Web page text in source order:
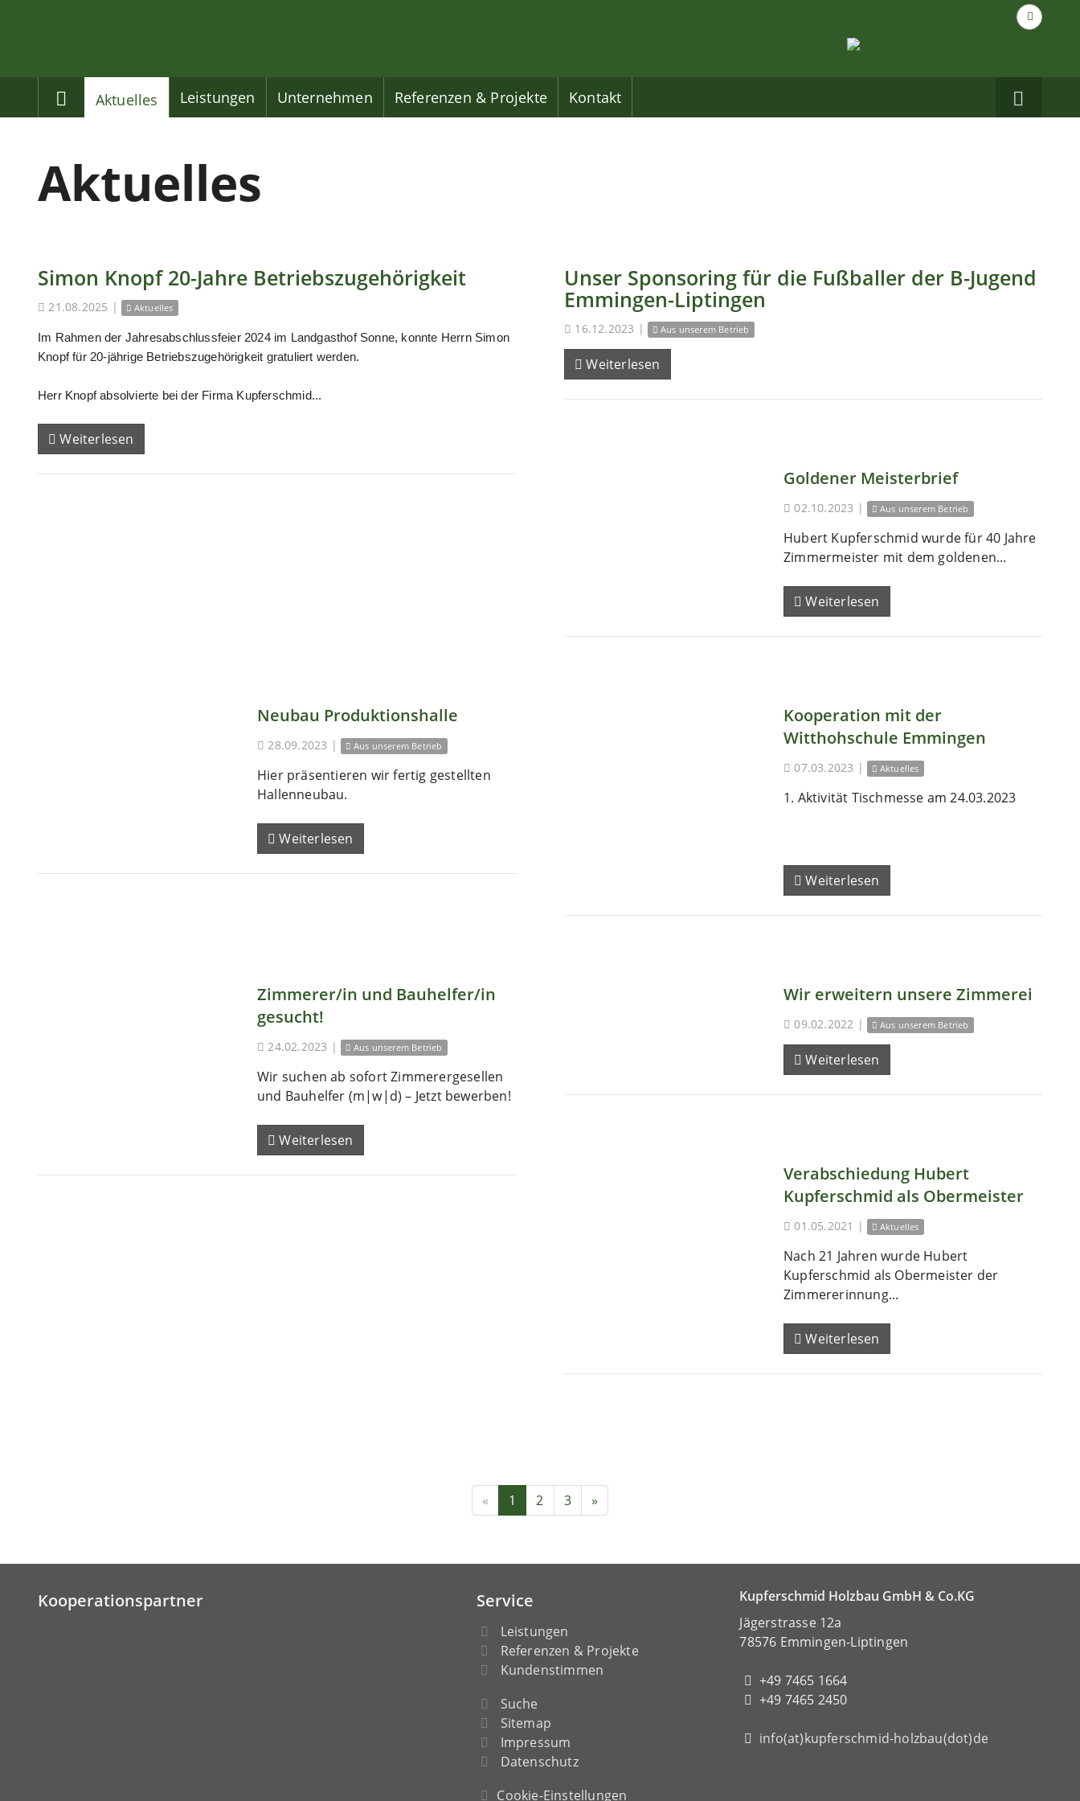
Suche
nach...
Home
Aktuelles Leistungen Unternehmen Referenzen & Projekte Kontakt
auf
Aktuelles
Simon Knopf 20-Jahre Betriebszugehörigkeit
21.08.2025 | Aktuelles
Im Rahmen der Jahresabschlussfeier 2024 im Landgasthof Sonne, konnte Herrn Simon
Knopf für 20-jährige Betriebszugehörigkeit gratuliert werden.
Herr Knopf absolvierte bei der Firma Kupferschmid...
Weiterlesen
Unser Sponsoring für die Fußballer der B-Jugend
Emmingen-Liptingen
16.12.2023 | Aus unserem Betrieb
Weiterlesen
Goldener Meisterbrief
02.10.2023 | Aus unserem Betrieb
Hubert Kupferschmid wurde für 40 Jahre
Zimmermeister mit dem goldenen...
Weiterlesen
Neubau Produktionshalle
28.09.2023 | Aus unserem Betrieb
Hier präsentieren wir fertig gestellten
Hallenneubau.
Weiterlesen
Kooperation mit der
Witthohschule Emmingen
07.03.2023 | Aktuelles
1. Aktivität Tischmesse am 24.03.2023
Weiterlesen
Zimmerer/in und Bauhelfer/in
gesucht!
24.02.2023 | Aus unserem Betrieb
Wir suchen ab sofort Zimmerergesellen
und Bauhelfer (m|w|d) – Jetzt bewerben!
Weiterlesen
Wir erweitern unsere Zimmerei
09.02.2022 | Aus unserem Betrieb
Weiterlesen
Verabschiedung Hubert
Kupferschmid als Obermeister
01.05.2021 | Aktuelles
Nach 21 Jahren wurde Hubert
Kupferschmid als Obermeister der
Zimmererinnung...
Weiterlesen
« 1 2 3 »
Kooperationspartner Service
Leistungen
Referenzen & Projekte
Kundenstimmen
Suche
Sitemap
Impressum
Datenschutz
Cookie-Einstellungen
Kupferschmid Holzbau GmbH & Co.KG
Jägerstrasse 12a
78576 Emmingen-Liptingen
+49 7465 1664
+49 7465 2450
info(at)kupferschmid-holzbau(dot)de